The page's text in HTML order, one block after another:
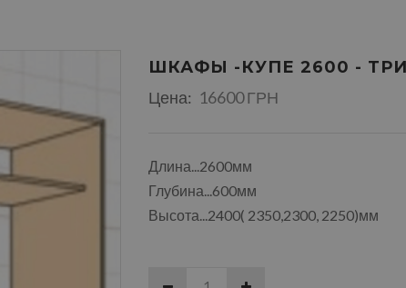
ШКАФЫ -КУПЕ 2600 -
Цена: 16600 ГРН
Длина...2600мм
Глубина...600мм
Высота...2400( 2350,2300, 2250)мм